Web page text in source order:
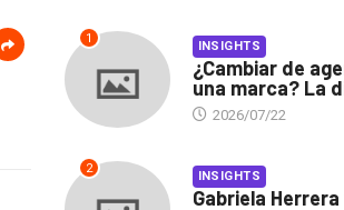
1 INSIGHTS
¿Cambiar de
una marca? La
2026/07/22
2 INSIGHTS
Gabriela